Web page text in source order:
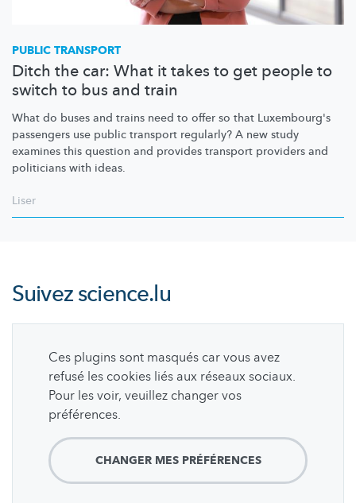
PUBLIC TRANSPORT
Ditch the car: What it takes to get people to
switch to bus and train
What do buses and trains need to offer so that Luxembourg's
passengers use public transport regularly? A new study
examines this question and provides transport providers and
politicians with ideas.
Liser
Suivezscience.lu
Ces plugins sont masqués car vous avez
refusé les cookies liés aux réseaux sociaux.
Pour les voir, veuillez changer vos
préférences.
CHANGER MES PRÉFÉRENCES